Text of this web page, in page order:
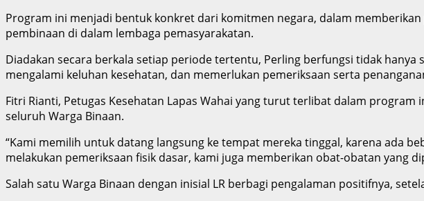
Program ini menjadi bentuk konkret dari komitmen negara, dalam
pembinaan di dalam lembaga pemasyarakatan.
Diadakan secara berkala setiap periode tertentu, Perling berfungsi tidak
mengalami keluhan kesehatan, dan memerlukan pemeriksaan serta
Fitri Rianti, Petugas Kesehatan Lapas Wahai yang turut terlibat dalam
seluruh Warga Binaan.
“Kami memilih untuk datang langsung ke tempat mereka tinggal, karena ada
melakukan pemeriksaan fisik dasar, kami juga memberikan obat-obatan yang
Salah satu Warga Binaan dengan inisial LR berbagi pengalaman positifnya,